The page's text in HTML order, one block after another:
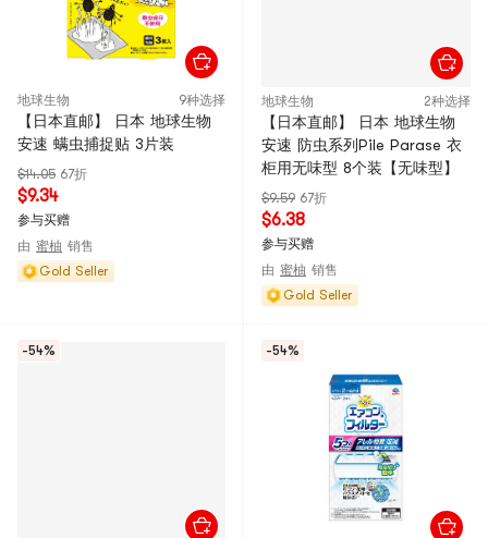
地球生物 9种选择
【日本直邮】 日本 地球生物
安速 螨虫捕捉贴 3片装
$14.05 67折
$9.34
参与买赠
由 蜜柚 销售
Gold Seller
地球生物 2种选择
【日本直邮】 日本 地球生物
安速 防虫系列Pile Parase 衣
柜用无味型 8个装【无味型】
$9.59 67折
$6.38
参与买赠
由 蜜柚 销售
Gold Seller
-54% -54%